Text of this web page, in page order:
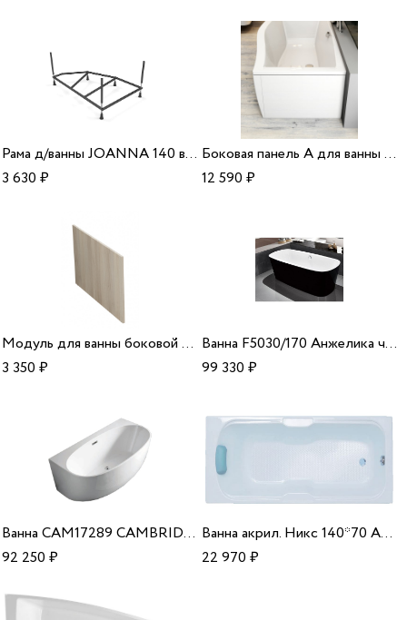
Рама д/ванны JOANNA 140 в комплекте со сборочным пакетом,Сорт1/18шт Cersanit
3 630₽
Боковая панель А для ванны Magnolia R 75 Ravak
12 590₽
Модуль для ванны боковой ясень Smart 80 Cersanit B-PM-SMART*80
3 350₽
Ванна F5030/170 Анжелика черная Fiinn
99 330₽
Ванна CAM17289 CAMBRIDGE 1720*890*570 Azario
92 250₽
Ванна акрил. Никс 140*70 Aquavel
22 970₽